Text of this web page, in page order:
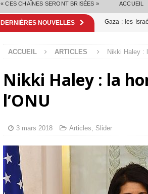
« CES CHAÎNES SERONT BRISÉES » ACCUEIL
DERNIÈRES NOUVELLES Gaza : les
Capituler ou
6 août 2026 ]
La promesse
ACCUEIL ARTICLES Nikki Haley :
Nikki Haley : la
l’ONU
3 mars 2018 Articles, Slider